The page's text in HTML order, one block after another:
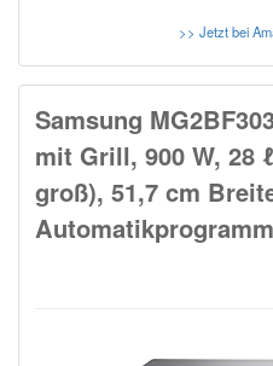
>> Jetzt bei
Samsung
mit Grill, 900 W, 28
groß), 51,7 cm